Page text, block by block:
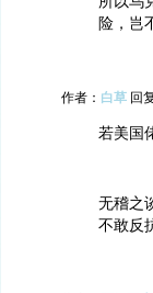
险，岂
作者： 白草 回
若美国
无稽之
不敢反